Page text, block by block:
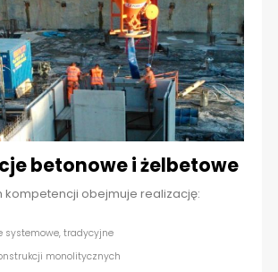
betonowe i żelbetowe
kompetencji obejmuje realizację:
systemowe, tradycyjne
monolitycznych